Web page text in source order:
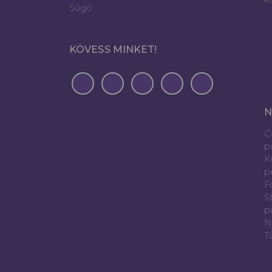
Súgó
KÖVESS MINKET!